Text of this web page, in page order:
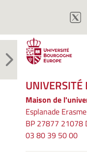
UNIVERSITÉ
Maison de
Esplanade Erasme
BP 27877 21078
03 80 39 50 00